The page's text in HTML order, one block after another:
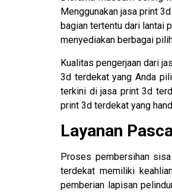
Menggunakan jasa print
bagian tertentu dari lantai
menyediakan berbagai
Kualitas pengerjaan dari
3d terdekat yang Anda
terkini di jasa print 3d
print 3d terdekat yang
Layanan
Proses pembersihan
terdekat memiliki
pemberian lapisan